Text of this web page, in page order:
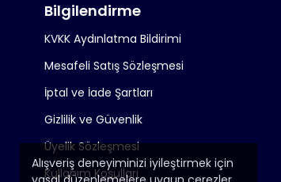
Alışveriş deneyiminizi iyileştirmek için
Bilgilendirme
KVKK Aydınlatma Bildirimi
Mesafeli Satış Sözleşmesi
İptal ve İade Şartları
Gizlilik ve Güvenlik
Üyelik Sözleşmesi
Kullanım Koşulları